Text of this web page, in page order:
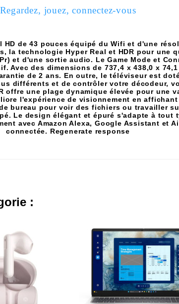
Regardez, jouez, connectez-vous
de 43 pouces équipé du Wifi et d'une
la technologie Hyper Real et HDR pour une
et d'une sortie audio. Le Game Mode et
Avec des dimensions de 737,4 x 438,0 x
de 2 ans. En outre, le téléviseur est
différents et de contrôler votre décodeur,
offre une plage dynamique élevée pour une
l'expérience de visionnement en
bureau pour voir des fichiers ou travailler
Le design élégant et épuré s'adapte à tout
avec Amazon Alexa, Google Assistant et
connectée. Regenerate response
: